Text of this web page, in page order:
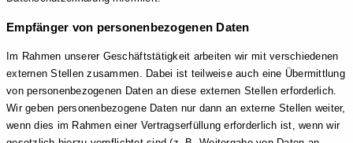
Empfänger von personenbezogenen Daten
Im Rahmen unserer Geschäftstätigkeit arbeiten wir mit verschiedenen
externen Stellen zusammen. Dabei ist teilweise auch eine Übermittlung
von personenbezogenen Daten an diese externen Stellen erforderlich.
Wir geben personenbezogene Daten nur dann an externe Stellen weiter,
wenn dies im Rahmen einer Vertragserfüllung erforderlich ist, wenn wir